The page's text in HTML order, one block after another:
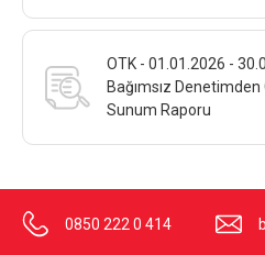
OTK - 01.01.2026 -
Bağımsız
Sunum Raporu
0850 222 0 414